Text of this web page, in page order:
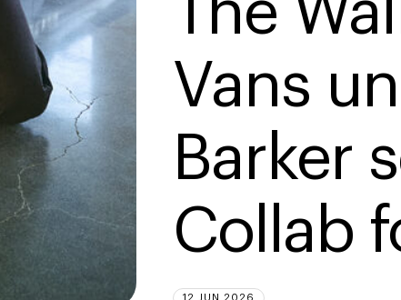
The
Vans
Barker
Collab
12 JUN 2026